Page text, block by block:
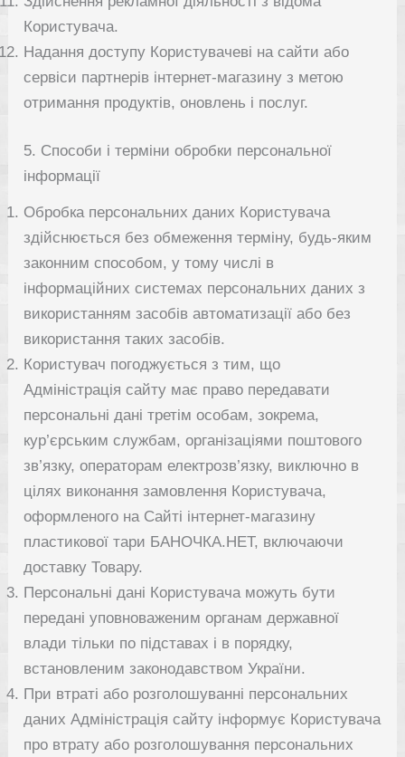
Користувача.
Надання доступу Користувачеві на сайти або
сервіси партнерів інтернет-магазину з метою
отримання продуктів, оновлень і послуг.
5. Способи і терміни обробки персональної
інформації
Обробка персональних даних Користувача
здійснюється без обмеження терміну, будь-яким
законним способом, у тому числі в
інформаційних системах персональних даних з
використанням засобів автоматизації або без
використання таких засобів.
Користувач погоджується з тим, що
Адміністрація сайту має право передавати
персональні дані третім особам, зокрема,
кур’єрським службам, організаціями поштового
зв’язку, операторам електрозв’язку, виключно в
цілях виконання замовлення Користувача,
оформленого на Сайті інтернет-магазину
пластикової тари БАНОЧКА.НЕТ, включаючи
доставку Товару.
Персональні дані Користувача можуть бути
передані уповноваженим органам державної
влади тільки по підставах і в порядку,
встановленим законодавством України.
При втраті або розголошуванні персональних
даних Адміністрація сайту інформує Користувача
про втрату або розголошування персональних